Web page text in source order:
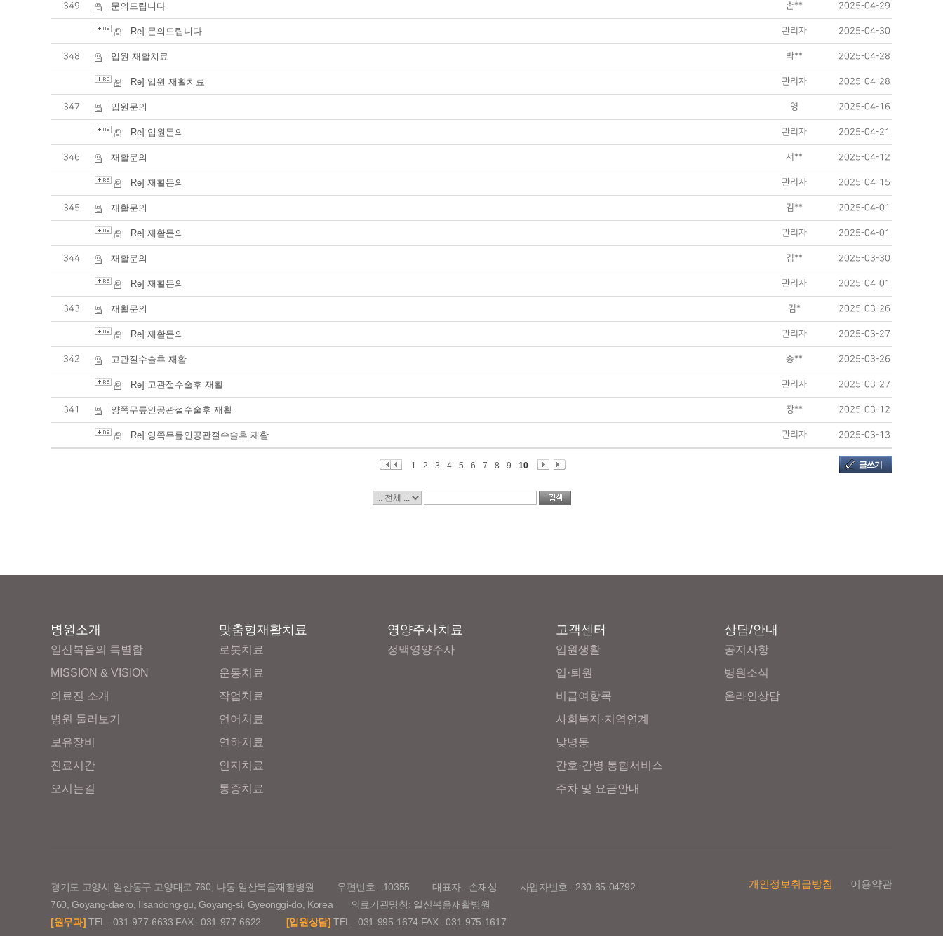
349 문의드립니다 손** 2025-04-29
Re] 문의드립니다 관리자 2025-04-30
348 입원 재활치료 박** 2025-04-28
Re] 입원 재활치료 관리자 2025-04-28
347 입원문의 영 2025-04-16
Re] 입원문의 관리자 2025-04-21
346 재활문의 서** 2025-04-12
Re] 재활문의 관리자 2025-04-15
345 재활문의 김** 2025-04-01
Re] 재활문의 관리자 2025-04-01
344 재활문의 김** 2025-03-30
Re] 재활문의 관리자 2025-04-01
343 재활문의 김* 2025-03-26
Re] 재활문의 관리자 2025-03-27
342 고관절수술후 재활 송** 2025-03-26
Re] 고관절수술후 재활 관리자 2025-03-27
341 양쪽무릎인공관절수술후 재활 장** 2025-03-12
Re] 양쪽무릎인공관절수술후 재활 관리자 2025-03-13
1 2 3 4 5 6 7 8 9 10 글쓰기
병원소개
일산복음의 특별함
MISSION & VISION
의료진 소개
병원 둘러보기
보유장비
진료시간
오시는길
맞춤형재활치료
로봇치료
운동치료
작업치료
언어치료
연하치료
인지치료
통증치료
영양주사치료
정맥영양주사
고객센터
입원생활
입·퇴원
비급여항목
사회복지·지역연계
낮병동
간호·간병 통합서비스
주차 및 요금안내
상담/안내
공지사항
병원소식
온라인상담
경기도 고양시 일산동구 고양대로 760, 나동 일산복음재활병원 우편번호 : 10355 대표자 : 손재상
사업자번호 : 230-85-04792
760, Goyang-daero, Ilsandong-gu, Goyang-si, Gyeonggi-do, Korea 의료기관명칭: 일산복음재활병원
[원무과] TEL : 031-977-6633 FAX : 031-977-6622 [입원상담]TEL : 031-995-1674 FAX : 031-975-1617
개인정보취급방침 이용약관